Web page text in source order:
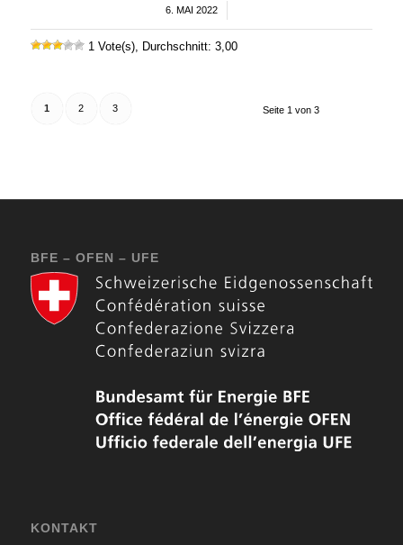
6. MAI 2022
/
1 Vote(s), Durchschnitt: 3,00
Seite 1 von 3
1 2 3
BFE – OFEN – UFE
KONTAKT